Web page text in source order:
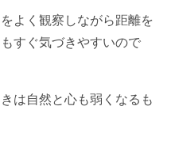
よく観察しながら距離を
すぐ気づきやすいので
は自然と心も弱くなるも